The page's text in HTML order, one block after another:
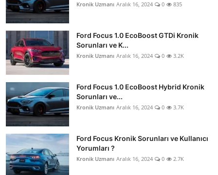
Kronik Uzmanı Aralık 16, 2024 0 835
Ford Focus 1.0 EcoBoost GTDi Kronik
Sorunları ve K...
Kronik Uzmanı Aralık 16, 2024 0 3.2K
Ford Focus 1.0 EcoBoost Hybrid Kronik
Sorunları ve...
Kronik Uzmanı Aralık 16, 2024 0 3.7K
Ford Focus Kronik Sorunları ve Kullanıcı
Yorumları ?
Kronik Uzmanı Aralık 16, 2024 0 2.7K